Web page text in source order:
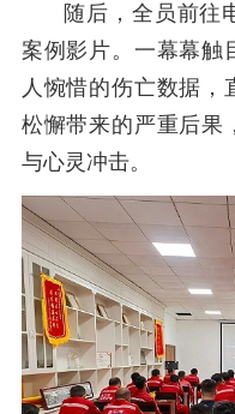
随后，全员前往
案例影片。一幕幕触
人惋惜的伤亡数据，
松懈带来的严重后果
与心灵冲击。